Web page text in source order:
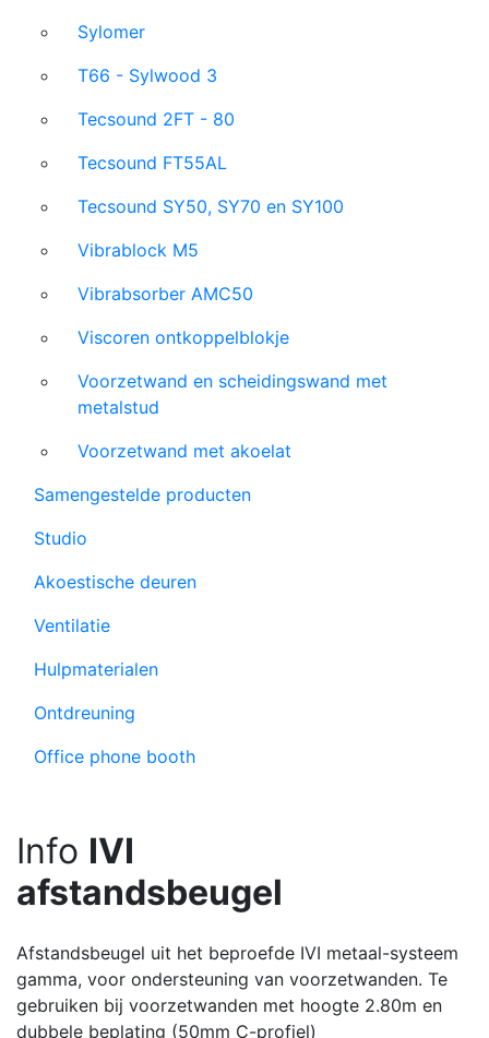
Sylomer
T66 - Sylwood 3
Tecsound 2FT - 80
Tecsound FT55AL
Tecsound SY50, SY70 en SY100
Vibrablock M5
Vibrabsorber AMC50
Viscoren ontkoppelblokje
Voorzetwand en scheidingswand met
metalstud
Voorzetwand met akoelat
Samengestelde producten
Studio
Akoestische deuren
Ventilatie
Hulpmaterialen
Ontdreuning
Office phone booth
Info IVI
afstandsbeugel
Afstandsbeugel uit het beproefde IVI metaal-systeem
gamma, voor ondersteuning van voorzetwanden. Te
gebruiken bij voorzetwanden met hoogte 2.80m en
dubbele beplating (50mm C-profiel)